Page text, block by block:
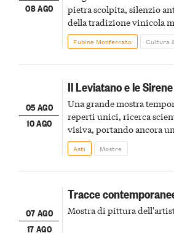
08 AGO
pietra scolpita, silenzio
della tradizione vinicola
Fubine Monferrato Cultura
05 AGO
10 AGO
Il Leviatano e le Sirene
Una grande mostra
reperti unici, ricerca
visiva, portando ancora
della scena le meraviglie
Asti Mostre
07 AGO
17 AGO
Tracce
Mostra di pittura